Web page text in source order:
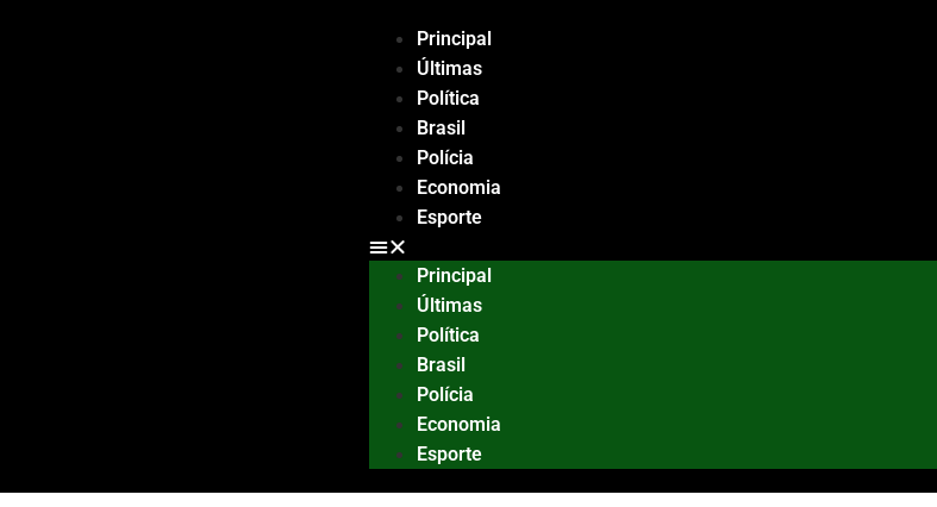
Principal
Últimas
Política
Brasil
Polícia
Economia
Esporte
Principal
Últimas
Política
Brasil
Polícia
Economia
Esporte